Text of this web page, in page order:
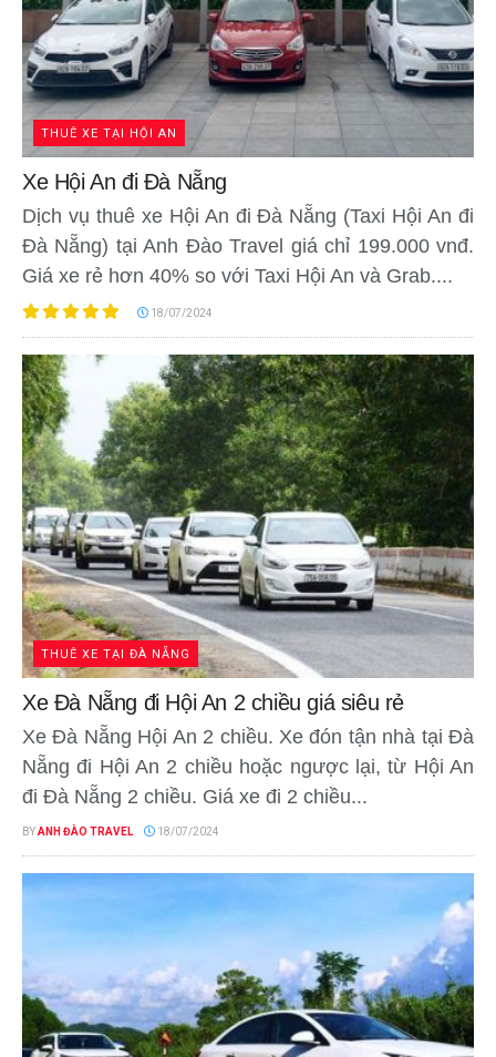
THUÊ XE TẠI HỘI AN
Xe Hội An đi Đà Nẵng
Dịch vụ thuê xe Hội An đi Đà Nẵng (Taxi Hội An đi
Đà Nẵng) tại Anh Đào Travel giá chỉ 199.000 vnđ.
Giá xe rẻ hơn 40% so với Taxi Hội An và Grab....
18/07/2024
THUÊ XE TẠI ĐÀ NẴNG
Xe Đà Nẵng đi Hội An 2 chiều giá siêu rẻ
Xe Đà Nẵng Hội An 2 chiều. Xe đón tận nhà tại Đà
Nẵng đi Hội An 2 chiều hoặc ngược lại, từ Hội An
đi Đà Nẵng 2 chiều. Giá xe đi 2 chiều...
BYANH ĐÀO TRAVEL 18/07/2024